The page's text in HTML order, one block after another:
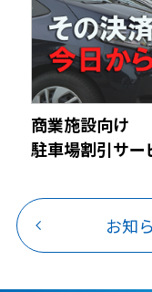
商業施設向け
駐車場割引サー
お知